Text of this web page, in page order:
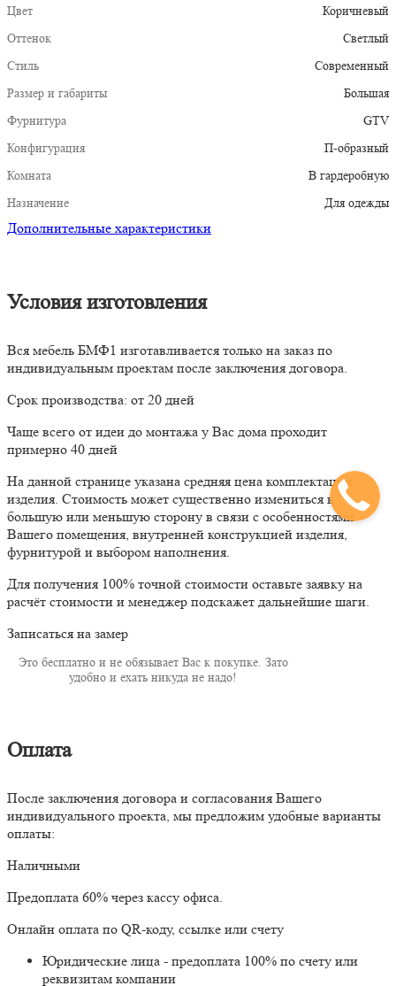
Цвет
Коричневый
Оттенок
Светлый
Стиль
Современный
Размер и габариты
Большая
Фурнитура
GTV
Конфигурация
П-образный
Комната
В гардеробную
Назначение
Для одежды
Дополнительные характеристики
Условия изготовления
Вся мебель БМФ1 изготавливается только на заказ по
индивидуальным проектам после заключения договора.
Срок производства: от 20 дней
Чаще всего от идеи до монтажа у Вас дома проходит
примерно 40 дней
На данной странице указана средняя цена комплектации
изделия. Стоимость может существенно измениться в
большую или меньшую сторону в связи с особенностями
Вашего помещения, внутренней конструкцией изделия,
фурнитурой и выбором наполнения.
Для получения 100% точной стоимости оставьте заявку на
расчёт стоимости и менеджер подскажет дальнейшие шаги.
Записаться на замер
Это бесплатно и не обязывает Вас к покупке. Зато
удобно и ехать никуда не надо!
Оплата
После заключения договора и согласования Вашего
индивидуального проекта, мы предложим удобные варианты
оплаты:
Наличными
Предоплата 60% через кассу офиса.
Онлайн оплата по QR-коду, ссылке или счету
Юридические лица - предоплата 100% по счету или
реквизитам компании